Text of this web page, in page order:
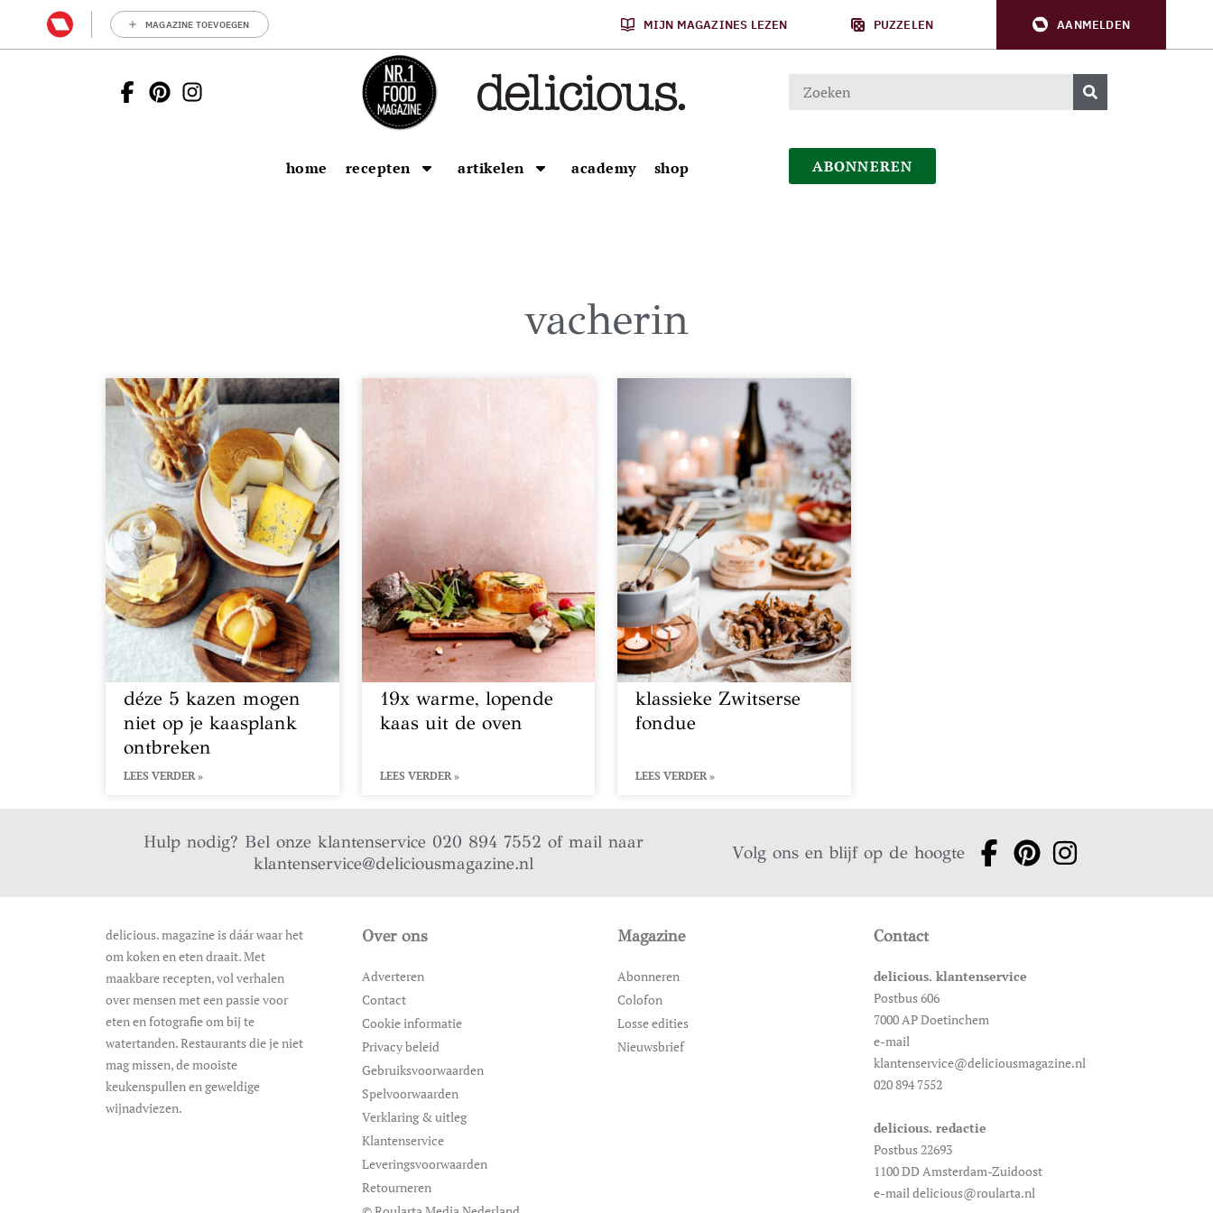
MAGAZINE TOEVOEGEN MIJN MAGAZINES LEZEN PUZZELEN AANMELDEN
home recepten artikelen academy shop ABONNEREN
vacherin
déze 5 kazen mogen
niet op je kaasplank
ontbreken
LEES VERDER »
19x warme, lopende
kaas uit de oven
LEES VERDER »
klassieke Zwitserse
fondue
LEES VERDER »
Hulp nodig? Bel onze klantenservice 020 894 7552 of mail naar
klantenservice@deliciousmagazine.nl
Volg ons en blijf op de hoogte
delicious. magazine is dáár waar het
om koken en eten draait. Met
maakbare recepten, vol verhalen
over mensen met een passie voor
eten en fotografie om bij te
watertanden. Restaurants die je niet
mag missen, de mooiste
keukenspullen en geweldige
wijnadviezen.
Over ons
Adverteren
Contact
Cookie informatie
Privacy beleid
Gebruiksvoorwaarden
Spelvoorwaarden
Verklaring & uitleg
Klantenservice
Leveringsvoorwaarden
Retourneren
Magazine
Abonneren
Colofon
Losse edities
Nieuwsbrief
Contact
delicious. klantenservice
Postbus 606
7000 AP Doetinchem
e-mail
klantenservice@deliciousmagazine.nl
020 894 7552
delicious. redactie
Postbus 22693
1100 DD Amsterdam-Zuidoost
e-mail delicious@roularta.nl